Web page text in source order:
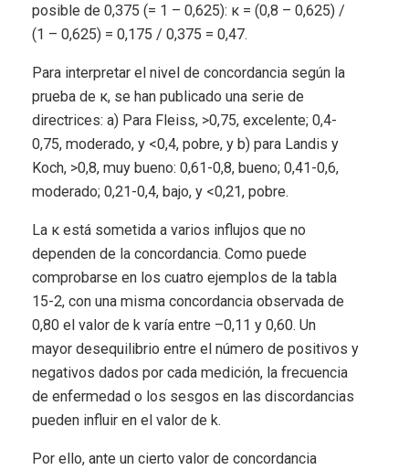
posible de 0,375 (= 1 – 0,625): κ = (0,8 – 0,625) /
(1 – 0,625) = 0,175 / 0,375 = 0,47.
Para interpretar el nivel de concordancia según la
prueba de κ, se han publicado una serie de
directrices: a) Para Fleiss, >0,75, excelente; 0,4-
0,75, moderado, y <0,4, pobre, y b) para Landis y
Koch, >0,8, muy bueno: 0,61-0,8, bueno; 0,41-0,6,
moderado; 0,21-0,4, bajo, y <0,21, pobre.
La κ está sometida a varios influjos que no
dependen de la concordancia. Como puede
comprobarse en los cuatro ejemplos de la tabla
15-2, con una misma concordancia observada de
0,80 el valor de k varía entre –0,11 y 0,60. Un
mayor desequilibrio entre el número de positivos y
negativos dados por cada medición, la frecuencia
de enfermedad o los sesgos en las discordancias
pueden influir en el valor de k.
Por ello, ante un cierto valor de concordancia